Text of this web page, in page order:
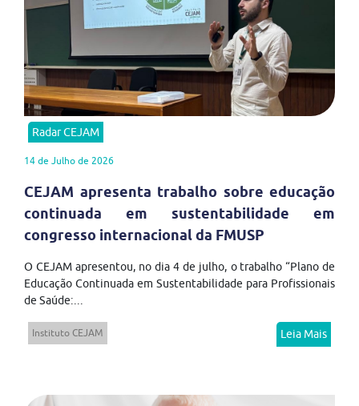
Radar CEJAM
14 de Julho de 2026
CEJAM apresenta trabalho sobre educação
continuada em sustentabilidade em
congresso internacional da FMUSP
O CEJAM apresentou, no dia 4 de julho, o trabalho “Plano de
Educação Continuada em Sustentabilidade para Profissionais
de Saúde:...
Instituto CEJAM Leia Mais